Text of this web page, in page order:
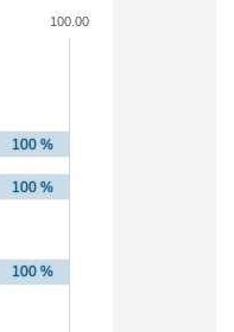
100.00